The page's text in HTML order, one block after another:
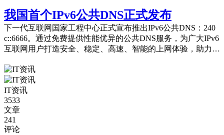
我国首个IPv6公共DNS正式发布
下一代互联网国家工程中心正式宣布推出IPv6公共DNS：240
c::6666。通过免费提供性能优异的公共DNS服务，为广大IPv6
互联网用户打造安全、稳定、高速、智能的上网体验，助力我
IT资讯
3533
文章
241
评论